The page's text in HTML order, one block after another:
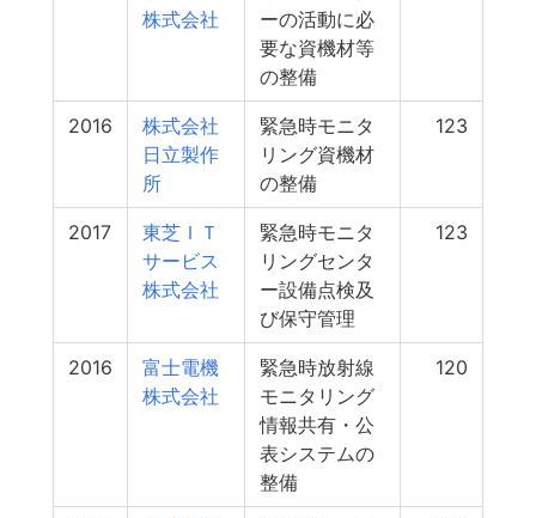
株式会社
ーの活動に必
要な資機材等
の整備
2016
株式会社
日立製作
所
緊急時モニタ
リング資機材
の整備
123
2017
東芝ＩＴ
サービス
株式会社
緊急時モニタ
リングセンタ
ー設備点検及
び保守管理
123
2016
富士電機
株式会社
緊急時放射線
モニタリング
情報共有・公
表システムの
整備
120